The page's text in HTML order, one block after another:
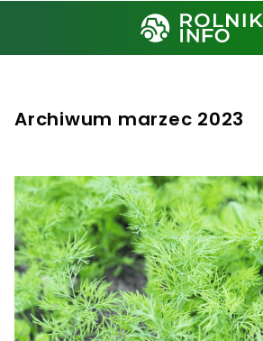
Archiwum marzec 2023